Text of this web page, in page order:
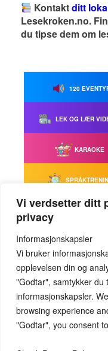
Vi verdsetter ditt
privacy
Informasjonskapsler
Vi bruker
opplevelsen din og
"Godtar", samtykker du
informasjonskapsler.
browsing experience
"Godtar", you consent
Kontaktditt
Lesekroken.no.
du tipse dem om
120
LEK OG LÆR
KARAOKE
ORDLOTTO
Meld deg på vårt
Epostadresse: